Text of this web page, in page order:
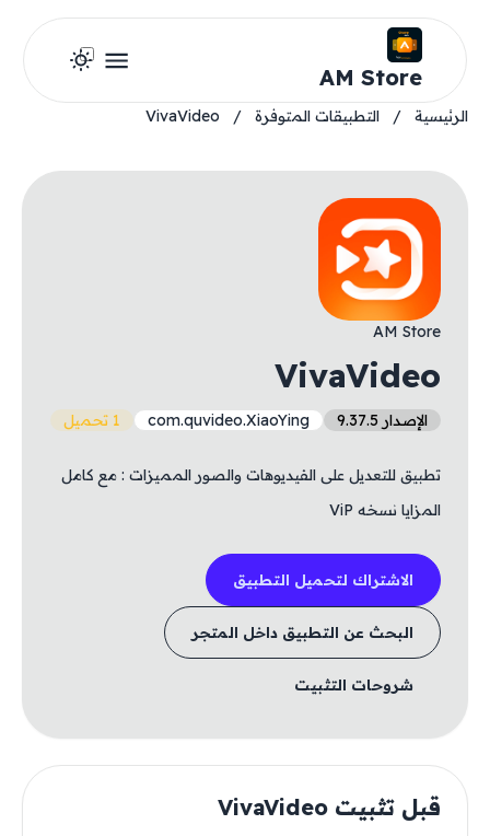
AM Store
الرئيسية / التطبيقات المتوفرة /
VivaVideo
AM Store
VivaVideo
الإصدار 9.37.5 com.quvideo.XiaoYing 1 تحميل
تطبيق للتعديل على الفيديوهات والصور المميزات : مع كامل
المزايا نسخه ViP
الاشتراك لتحميل التطبيق
البحث عن التطبيق داخل المتجر
شروحات التثبيت
قبل تثبيت VivaVideo